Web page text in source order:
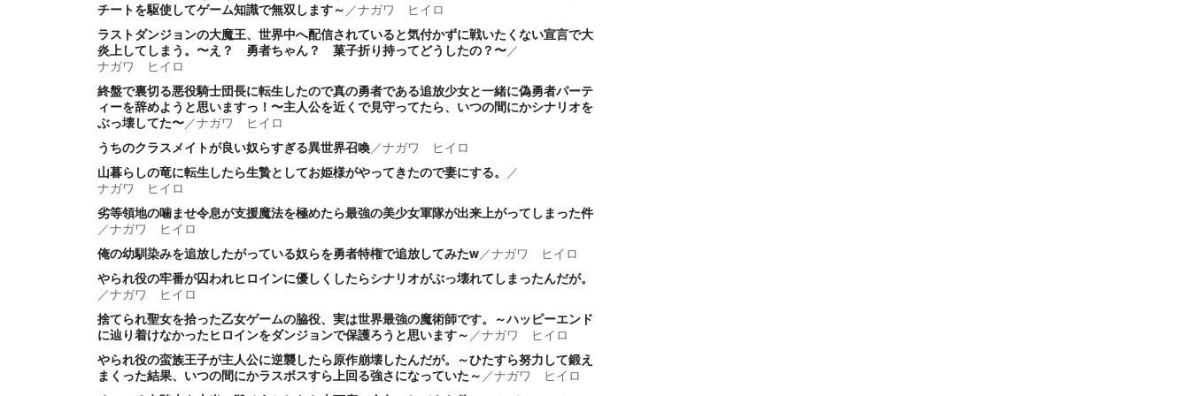
チートを駆使してゲーム知識で無双します～ ／ナガワ ヒイロ
ラストダンジョンの大魔王、世界中へ配信されていると気付かずに戦いたくない宣言で大
炎上してしまう。〜え？ 勇者ちゃん？ 菓子折り持ってどうしたの？〜／
ナガワ ヒイロ
終盤で裏切る悪役騎士団長に転生したので真の勇者である追放少女と一緒に偽勇者パーテ
ィーを辞めようと思いますっ！〜主人公を近くで見守ってたら、いつの間にかシナリオを
ぶっ壊してた〜／ナガワ ヒイロ
うちのクラスメイトが良い奴らすぎる異世界召喚／ナガワ ヒイロ
山暮らしの竜に転生したら生贄としてお姫様がやってきたので妻にする。 ／
ナガワ ヒイロ
劣等領地の噛ませ令息が支援魔法を極めたら最強の美少女軍隊が出来上がってしまった件
／ナガワ ヒイロ
俺の幼馴染みを追放したがっている奴らを勇者特権で追放してみたw／ナガワ ヒイロ
やられ役の牢番が囚われヒロインに優しくしたらシナリオがぶっ壊れてしまったんだが。
／ナガワ ヒイロ
捨てられ聖女を拾った乙女ゲームの脇役、実は世界最強の魔術師です。～ハッピーエンド
に辿り着けなかったヒロインをダンジョンで保護ろうと思います～ ／ナガワ ヒイロ
やられ役の蛮族王子が主人公に逆襲したら原作崩壊したんだが。～ひたすら努力して鍛え
まくった結果、いつの間にかラスボスすら上回る強さになっていた～ ／ナガワ ヒイロ